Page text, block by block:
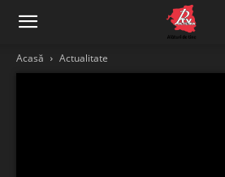
Acasă Actualitate